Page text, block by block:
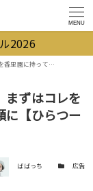
MENU
2026
金額に【ひらつー広告】
ずはコレを
に【ひらつー
ばばっち カテゴリー
広告